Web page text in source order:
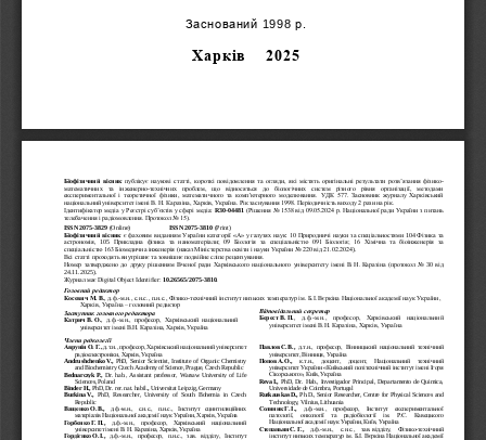
Заснований 1998 р.
Харків 2025
Біофізичний вісник публікує наукові статті, короткі повідомлення та огляди, які містять оригінальні результати розв’язання фізико-
математичних  та  інженерно- технічних  проблем,  що  відносяться  до  біологічних  систем  різного  рівня  організації,  методами
експериментальної  і  теоретичної  фізики,  математичного  та  комп'ютерного  моделювання.
УДК  577.  Засновник  журналу  Харківський
національний університет імені В. Н. Каразіна, Харків, Україна. Рік заснування 1998. Періодичність виходу 2 рази на рік.
Ідентифікатор медіа у Реєстрі суб’єктів у сфері медіа: R30 -04481 (Рішення No 1538 від 09.05.2024 р. Національної ради України з питань
телебачення і радіомовлення. Протокол No 15).
ISSN 2075 -3829 (Online) ISSN 2075 -3810 (Print)
Біофізичний вісник є фаховим виданням України категорії «А» у галузях наук: 10 Природничі науки за спеціальностями 104 Фізика та
астрономія, 105 Прикладна  фізика  та  наноматеріали;  09  Біологія  за  спеціальністю 091  Біологія;  16  Хімічна  та  біоінженерія  за
спеціальністю 163 Біомедична інженерія (наказ Міністерства освіти і науки України No 220 від 21.02.2024).
Всі статті проходять внутрішнє та зовнішнє подвійне сліпе рецензування.
Номер затверджено до друку рішенням Вченої ради Харківського національного університету імені В. Н. Каразіна (протокол No 30 від
24. 11.2025).
Журнал має Digital Object Identifier: 10.26565/2075- 3810.
Головний редактор
Косевич М. В. , д.ф. -м.н., с.н.с., п.н.с., Фізико -технічний інститут низьких температур ім. Б.І. Вєркіна Національної академії наук України,
Харків, Україна
головний редактор
Заcтупник головного редактора
Катрич В. О. д.ф. м.н.,
професор,  Харківський  національний
університет імені В.Н. Каразіна, Харків, Україна
Відповідальний секретар
Берест В. П. д .ф.-м.н., професор,  Харківський  національний
університет імені В.Н. Каразіна, Харків, Україна
Члени редколегії
Аврунін О. Г., д.т.н., професор, Харківський національний університет
радіоелектроніки, Харків, Україна
Andrushchenko V.
PhD,  Senior  Scientist,  Institute  of  Organic  Chemistry
and Biochemistry Czech Academy of Science, Prague, Czech Republic
Bednarczyk P. Dr.  hab.,  Assistant  professor,  Warsaw  University  of  Life
Sciences, Poland
Binder H. PhD, Dr. rer. nat. habil.
Universitat Leipzig, Germany
Burkina V. PhD,  Researcher,  University  of  South  Bohemia  in  Czech
Republic
ВащенкоО. В. д.ф. -м.н.,  с.н.с.,  п.н.с.,  Інститут  сцинтиляційних
матеріалів Національної академії наук України, Харків, Україна
Горбенко Г. П. д.ф. м.н.,  професор,  Харківський  національний
університет імені В. Н. Каразіна, Харків, Україна
Гордієнко О. І. д.ф. -м.н.,  професор, п.н.с.,
зав.  відділу,  Інститут
Павлов С. В.
д.т.н.,  професор,  Вінницький  національний  технічний
університет, Вінниця, Україна
Попов А. О.
к.т.н.,  доцент,  доцент,  Національний  технічний
університет України «Київський політехнічний інститут імені Ігоря
Сікорського», Київ, Україна
Reva I.
PhD,  Dr.  Hab.,  Investigador  Principal,  Departamento  de  Quimica,
Universidade de Coimbra, Portugal
Rutkauskas D.
Ph.D., Senior Researcher, Centre for Physical Sciences and
Technology, Vilnius, Lithuania
СоляникГ. І., д.ф. м.н.,  професор,  Інститут  експериментальної
патології,  онкології  та  радіобіології  ім.  Р.Є.  Кавецького
Національної академії наук України, Київ, Україна
Степаньян С. Г. д.ф. -м.н.,  с.н.с., зав. відділу, Фізико-технічний
інститут низьких температур ім. Б.І. Вєркіна Національної академії